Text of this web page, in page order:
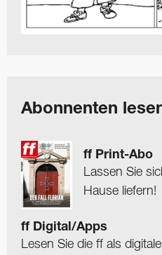
Abonnenten
ff Print-Abo
Lassen Sie
Hause liefern!
ff Digital/Apps
Lesen Sie die ff als